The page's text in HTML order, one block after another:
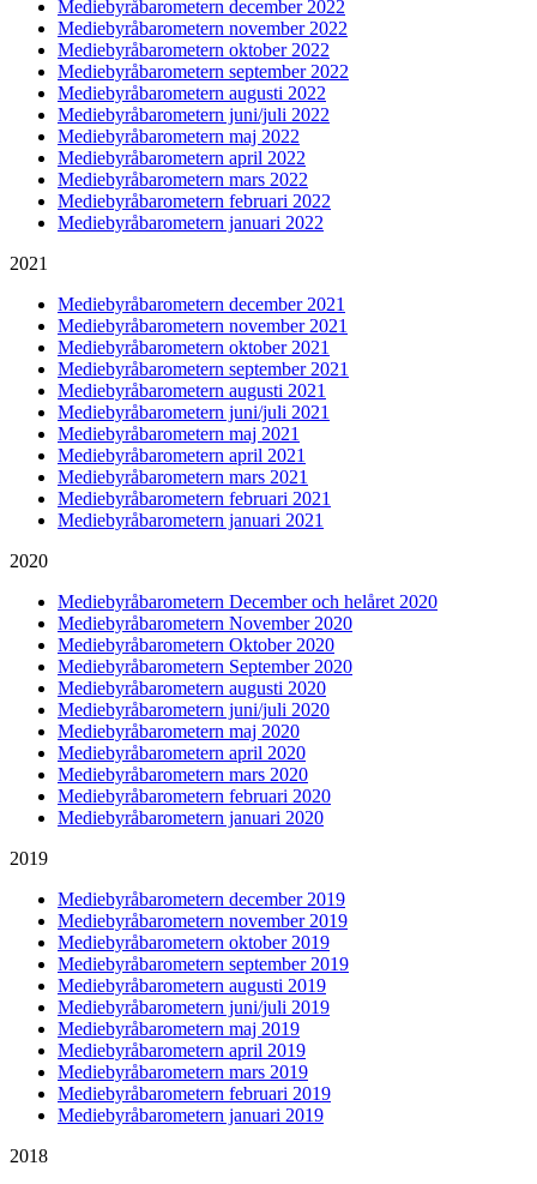
Mediebyråbarometern december 2022
Mediebyråbarometern november 2022
Mediebyråbarometern oktober 2022
Mediebyråbarometern september 2022
Mediebyråbarometern augusti 2022
Mediebyråbarometern juni/juli 2022
Mediebyråbarometern maj 2022
Mediebyråbarometern april 2022
Mediebyråbarometern mars 2022
Mediebyråbarometern februari 2022
Mediebyråbarometern januari 2022
2021
Mediebyråbarometern december 2021
Mediebyråbarometern november 2021
Mediebyråbarometern oktober 2021
Mediebyråbarometern september 2021
Mediebyråbarometern augusti 2021
Mediebyråbarometern juni/juli 2021
Mediebyråbarometern maj 2021
Mediebyråbarometern april 2021
Mediebyråbarometern mars 2021
Mediebyråbarometern februari 2021
Mediebyråbarometern januari 2021
2020
Mediebyråbarometern December och helåret 2020
Mediebyråbarometern November 2020
Mediebyråbarometern Oktober 2020
Mediebyråbarometern September 2020
Mediebyråbarometern augusti 2020
Mediebyråbarometern juni/juli 2020
Mediebyråbarometern maj 2020
Mediebyråbarometern april 2020
Mediebyråbarometern mars 2020
Mediebyråbarometern februari 2020
Mediebyråbarometern januari 2020
2019
Mediebyråbarometern december 2019
Mediebyråbarometern november 2019
Mediebyråbarometern oktober 2019
Mediebyråbarometern september 2019
Mediebyråbarometern augusti 2019
Mediebyråbarometern juni/juli 2019
Mediebyråbarometern maj 2019
Mediebyråbarometern april 2019
Mediebyråbarometern mars 2019
Mediebyråbarometern februari 2019
Mediebyråbarometern januari 2019
2018